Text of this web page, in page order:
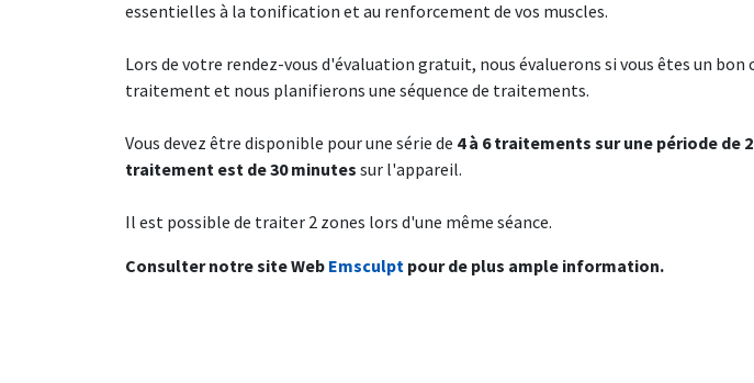
essentielles à la tonification et au renforcement de vos muscles.
Lors de votre rendez-vous d'évaluation gratuit, nous évaluerons si vous êtes un bon
traitement et nous planifierons une séquence de traitements.
Vous devez être disponible pour une série de 4 à 6 traitements sur une période de
traitement est de 30 minutes sur l'appareil.
Il est possible de traiter 2 zones lors d'une même séance.
Consulter notre site Web Emsculpt pour de plus ample information.